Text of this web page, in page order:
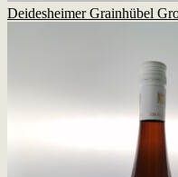
Deidesheimer Grainhübel